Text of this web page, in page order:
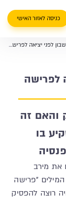
כניסה לאזור האישי
מה לקחת בחשבון לפני יציאה לפרישה מוקדמת
לפרישה
והאם זה
בו
את מירב
"פרישה
רוצה להפסיק